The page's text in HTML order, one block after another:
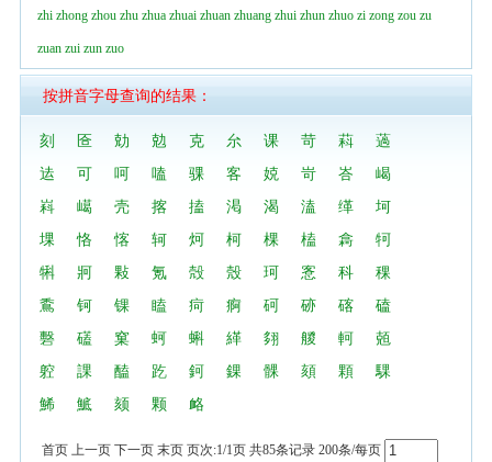
zhi zhong zhou zhu zhua zhuai zhuan zhuang zhui zhun zhuo zi zong zou zu
zuan zui zun zuo
按拼音字母查询的结果：
刻 匼 勀 勊 克 厼 课 苛 萪
薖
迲
可 呵 嗑 骒 客 娔 岢 峇
嵑
嵙
嶱 壳 揢 搕 渇 渴 溘 缂
坷
堁
恪 愘 轲 炣 柯 棵 榼 樖
牱
犐
牁 敤 氪 殻 殼 珂 愙 科
稞
穒
钶 锞 瞌 疴 痾 砢 硛 碦
磕
礊
礚 窠 蚵 蝌 緙 翗 艐 軻
兡
躻
課 醘 趷 鈳 錁 髁 頦 顆
騍
鯑
鯳 颏 颗 衉
首页 上一页 下一页 末页 页次:1/1页 共85条记录 200条/每页